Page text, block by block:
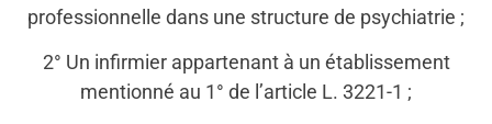
professionnelle dans une structure de psychiatrie ;
2° Un infirmier appartenant à un établissement
mentionné au 1° de l’article L. 3221-1 ;